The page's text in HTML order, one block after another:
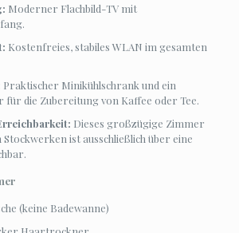
Moderner Flachbild-TV mit
Kostenfreies, stabiles WLAN im gesamten
Praktischer Minikühlschrank und ein
für die Zubereitung von Kaffee oder Tee.
Dieses großzügige Zimmer
ist ausschließlich über eine
(keine Badewanne)